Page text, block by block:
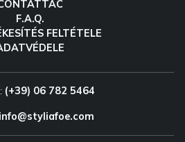
F.A.Q.
FELTÉTELE
(+39) 06 782 5464
info@styliafoe.com